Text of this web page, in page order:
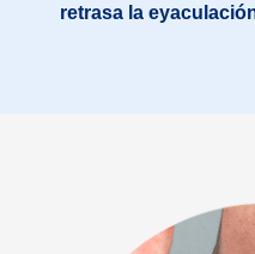
retrasa la